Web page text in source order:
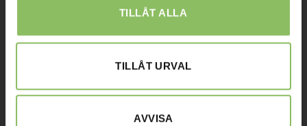
TILLÅT ALLA
TILLÅT URVAL
AVVISA
Sommaröppettider:
Övriga dagar har vi stängt.
info@baddsofflagret.se